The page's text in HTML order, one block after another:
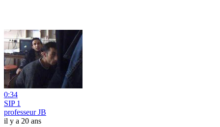
0:34
SIP 1
professeur JB
il y a 20 ans